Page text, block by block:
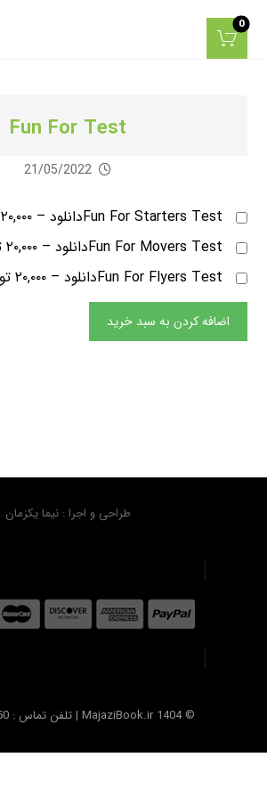
Fun For Test
21/05/2022
Fun For Starters Testدانلود –۲۰,۰۰۰ تومان
Fun For Movers Testدانلود
–۲۰,۰۰۰ تومان
Fun For Flyers Testدانلود
–۲۰,۰۰۰ تومان
اضافه کردن به سبد خرید
طراحی و اجرا : نیما یکزمان
© MajaziBook.ir 1404 | تلفن تماس : 09304293050